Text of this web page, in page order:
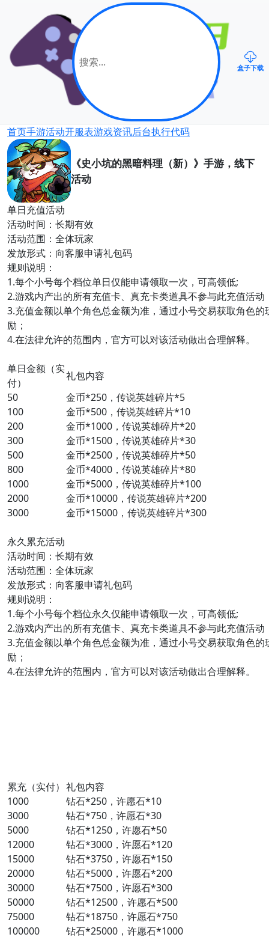
盒子下载
首页手游活动开服表游戏资讯后台执行代码
《史小坑的黑暗料理（新）》手游，线下
活动
单日充值活动
活动时间：长期有效
活动范围：全体玩家
发放形式：向客服申请礼包码
规则说明：
1.每个小号每个档位单日仅能申请领取一次，可高领低;
2.游戏内产出的所有充值卡、真充卡类道具不参与此充值活
3.充值金额以单个角色总金额为准，通过小号交易获取角色
励；
4.在法律允许的范围内，官方可以对该活动做出合理解释。
单日金额（实
付）
礼包内容
50
金币*250，传说英雄碎片*5
100
金币*500，传说英雄碎片*10
200
金币*1000，传说英雄碎片*20
300
金币*1500，传说英雄碎片*30
500
金币*2500，传说英雄碎片*50
800
金币*4000，传说英雄碎片*80
1000
金币*5000，传说英雄碎片*100
2000
金币*10000，传说英雄碎片*200
3000
金币*15000，传说英雄碎片*300
永久累充活动
活动时间：长期有效
活动范围：全体玩家
发放形式：向客服申请礼包码
规则说明：
1.每个小号每个档位永久仅能申请领取一次，可高领低;
2.游戏内产出的所有充值卡、真充卡类道具不参与此充值活
3.充值金额以单个角色总金额为准，通过小号交易获取角色
励；
4.在法律允许的范围内，官方可以对该活动做出合理解释。
累充（实付） 礼包内容
1000
钻石*250，许愿石*10
3000
钻石*750，许愿石*30
5000
钻石*1250，许愿石*50
12000
钻石*3000，许愿石*120
15000
钻石*3750，许愿石*150
20000
钻石*5000，许愿石*200
30000
钻石*7500，许愿石*300
50000
钻石*12500，许愿石*500
75000
钻石*18750，许愿石*750
100000
钻石*25000，许愿石*1000